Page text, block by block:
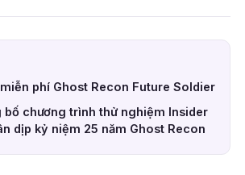
phí Ghost Recon Future Soldier
bố chương trình thử nghiệm Insider
dịp kỷ niệm 25 năm Ghost Recon